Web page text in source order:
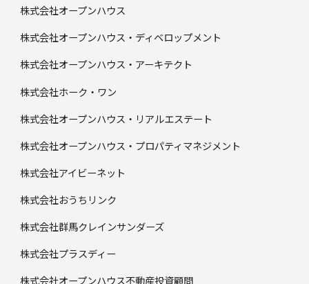
株式会社オープンハウス
株式会社オープンハウス・ディベロップメント
株式会社オープンハウス・アーキテクト
株式会社ホーク・ワン
株式会社オープンハウス・リアルエステート
株式会社オープンハウス・プロパティマネジメント
株式会社アイビーネット
株式会社おうちリンク
株式会社群馬クレインサンダーズ
株式会社プラスディー
株式会社オープンハウス不動産投資顧問